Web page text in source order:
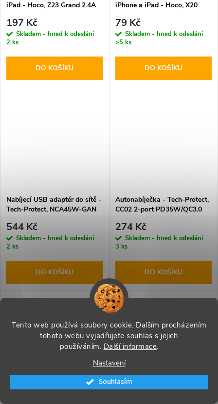
Tento web používá soubory cookie. Dalším procházením
tohoto webu vyjadřujete souhlas s jejich
používáním. Další informace.
Nastavení
Souhlasím
iPad - Hoco, Z23 Grand 2.4A
197 Kč
Skladem - hned k odeslání
2 ks
DO KOŠÍKU
iPhone a iPad - Hoco, X20
79 Kč
Skladem - hned k odeslání
>5 ks
DO KOŠÍKU
Nabíjecí USB adaptér do sítě -
Tech-Protect, NCA45W-GAN
C kabel
544 Kč
Skladem - hned k odeslání
2 ks
DO KOŠÍKU
Autonabíječka - Tech-Protect,
CC02 2-port PD35W/QC3.0
274 Kč
Skladem - hned k odeslání
3 ks
DO KOŠÍKU